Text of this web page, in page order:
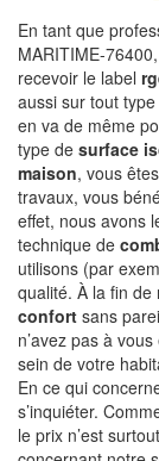
En tant que
MARITIME-
recevoir le label
aussi sur tout
en va de même
type de surface
maison, vous
travaux, vous
effet, nous avons
technique de
utilisons (par
qualité. À la fin
confort sans
n’avez pas à
sein de votre
En ce qui
s’inquiéter.
le prix n’est